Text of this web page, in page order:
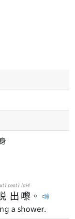
出
ceot1
嚟
lai4
。
a shower.